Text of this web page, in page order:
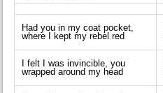
Had you in my coat pocket,
where I kept my rebel red
I felt I was invincible, you
wrapped around my head